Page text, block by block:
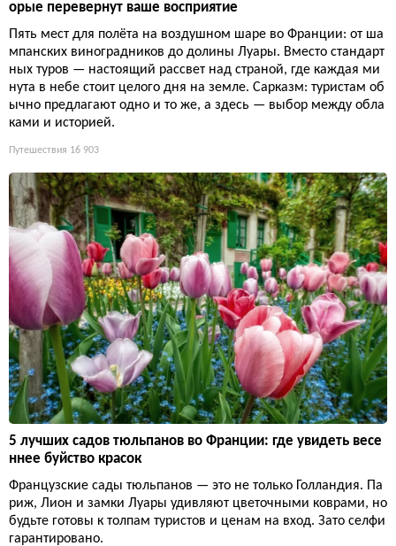
орые перевернут ваше восприятие
Пять мест для полёта на воздушном шаре во Франции: от ша
мпанских виноградников до долины Луары. Вместо стандарт
ных туров — настоящий рассвет над страной, где каждая ми
нута в небе стоит целого дня на земле. Сарказм: туристам об
ычно предлагают одно и то же, а здесь — выбор между обла
ками и историей.
Путешествия 16 903
5 лучших садов тюльпанов во Франции: где увидеть весе
ннее буйство красок
Французские сады тюльпанов — это не только Голландия. Па
риж, Лион и замки Луары удивляют цветочными коврами, но
будьте готовы к толпам туристов и ценам на вход. Зато селфи
гарантировано.